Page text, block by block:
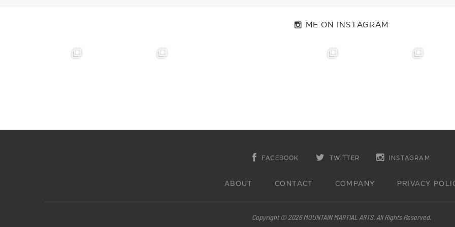
ME ON INSTAGRAM
FACEBOOK TWITTER INSTAGRAM
ABOUT CONTACT COMPANY PRIVACY
Copyright © 2026 MOUNTAIN MARTIAL ARTS. All Rights Reserved.